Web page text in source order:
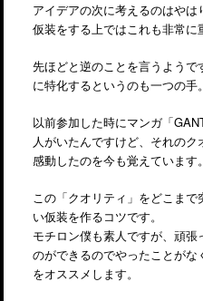
アイデアの次に考えるのはやは
仮装をする上ではこれも非常に
先ほどと逆のことを言うよう
に特化するというのも一つの手。
以前参加した時にマンガ「
人がいたんですけど、それの
感動したのを今も覚えています
この「クオリティ」をどこま
い仮装を作るコツです。
モチロン僕も素人ですが、頑
のができるのでやったことが
をオススメします。